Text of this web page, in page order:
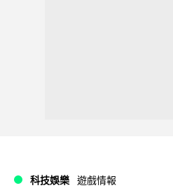
科技娛樂 遊戲情報